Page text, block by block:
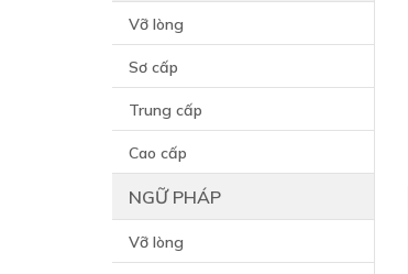
Vỡ lòng
Sơ cấp
Trung cấp
Cao cấp
NGỮ PHÁP
Vỡ lòng